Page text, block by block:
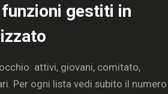
gestiti in
attivi, giovani, comitato,
Per ogni lista vedi subito il numero